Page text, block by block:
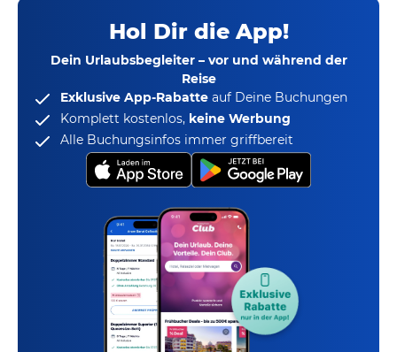
Hol Dir die App!
Dein Urlaubsbegleiter – vor und während der
Reise
Exklusive App-Rabatte auf Deine Buchungen
Komplett kostenlos, keine Werbung
Alle Buchungsinfos immer griffbereit